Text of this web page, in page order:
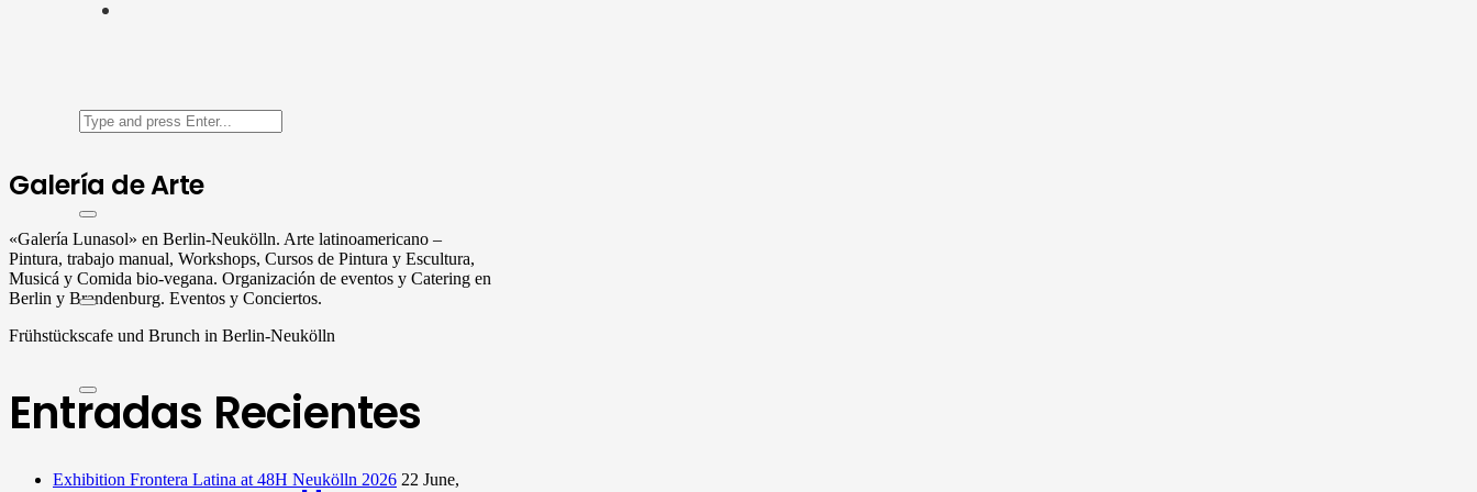
Galería de Arte
«Galería Lunasol» en Berlin-Neukölln. Arte latinoamericano –
Pintura, trabajo manual, Workshops, Cursos de Pintura y Escultura,
Musicá y Comida bio-vegana. Organización de eventos y Catering en
Berlin y Brandenburg. Eventos y Conciertos.
Frühstückscafe und Brunch in Berlin-Neukölln
Entradas Recientes
Exhibition Frontera Latina at 48H Neukölln 2026 22 June,